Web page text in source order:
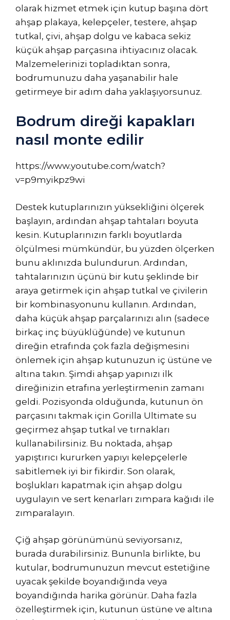
olarak hizmet etmek için kutup başına dört
ahşap plakaya, kelepçeler, testere, ahşap
tutkal, çivi, ahşap dolgu ve kabaca sekiz
küçük ahşap parçasına ihtiyacınız olacak.
Malzemelerinizi topladıktan sonra,
bodrumunuzu daha yaşanabilir hale
getirmeye bir adım daha yaklaşıyorsunuz.
Bodrum direği kapakları
nasıl monte edilir
https://www.youtube.com/watch?
v=p9myikpz9wi
Destek kutuplarınızın yüksekliğini ölçerek
başlayın, ardından ahşap tahtaları boyuta
kesin. Kutuplarınızın farklı boyutlarda
ölçülmesi mümkündür, bu yüzden ölçerken
bunu aklınızda bulundurun. Ardından,
tahtalarınızın üçünü bir kutu şeklinde bir
araya getirmek için ahşap tutkal ve çivilerin
bir kombinasyonunu kullanın. Ardından,
daha küçük ahşap parçalarınızı alın (sadece
birkaç inç büyüklüğünde) ve kutunun
direğin etrafında çok fazla değişmesini
önlemek için ahşap kutunuzun iç üstüne ve
altına takın. Şimdi ahşap yapınızı ilk
direğinizin etrafına yerleştirmenin zamanı
geldi. Pozisyonda olduğunda, kutunun ön
parçasını takmak için Gorilla Ultimate su
geçirmez ahşap tutkal ve tırnakları
kullanabilirsiniz. Bu noktada, ahşap
yapıştırıcı kururken yapıyı kelepçelerle
sabitlemek iyi bir fikirdir. Son olarak,
boşlukları kapatmak için ahşap dolgu
uygulayın ve sert kenarları zımpara kağıdı ile
zımparalayın.
Çiğ ahşap görünümünü seviyorsanız,
burada durabilirsiniz. Bununla birlikte, bu
kutular, bodrumunuzun mevcut estetiğine
uyacak şekilde boyandığında veya
boyandığında harika görünür. Daha fazla
özelleştirmek için, kutunun üstüne ve altına